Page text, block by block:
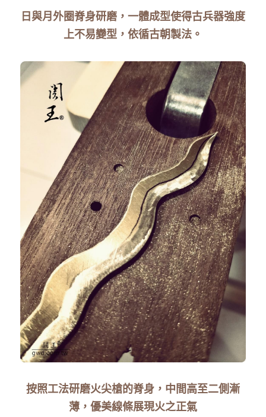
日與月外圈脊身研磨，一體成型使得古兵器強度
上不易變型，依循古朝製法。
按照工法研磨火尖槍的脊身，中間高至二側漸
薄，優美線條展現火之正氣